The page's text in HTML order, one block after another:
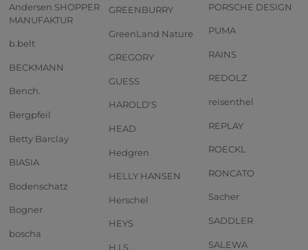
Andersen SHOPPER
MANUFAKTUR
b.belt
BECKMANN
Bench.
Bergpfeil
Betty Barclay
BIASIA
Bodenschatz
Bogner
boscha
GREENBURRY
GreenLand Nature
GREGORY
GUESS
HAROLD'S
HEAD
Hedgren
HELLY HANSEN
Herschel
HEYS
H.I.S
PORSCHE DESIGN
PUMA
RAINS
REDOLZ
reisenthel
REPLAY
ROECKL
RONCATO
Sacher
SADDLER
SALEWA